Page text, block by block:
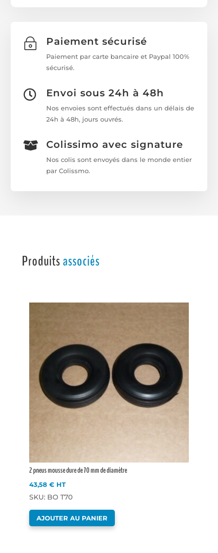
~ Paiement sécurisé
Paiement par carte bancaire et Paypal 100%
sécurisé.
 Envoi sous 24h à 48h
Nos envoies sont effectués dans un délais de
24h à 48h, jours ouvrés.
 Colissimo avec signature
Nos colis sont envoyés dans le monde entier
par Colissmo.
Produitsassociés
2 pneus mousse dure de 70 mm de diamètre
43,58 € HT
SKU: BO T70
AJOUTER AU PANIER